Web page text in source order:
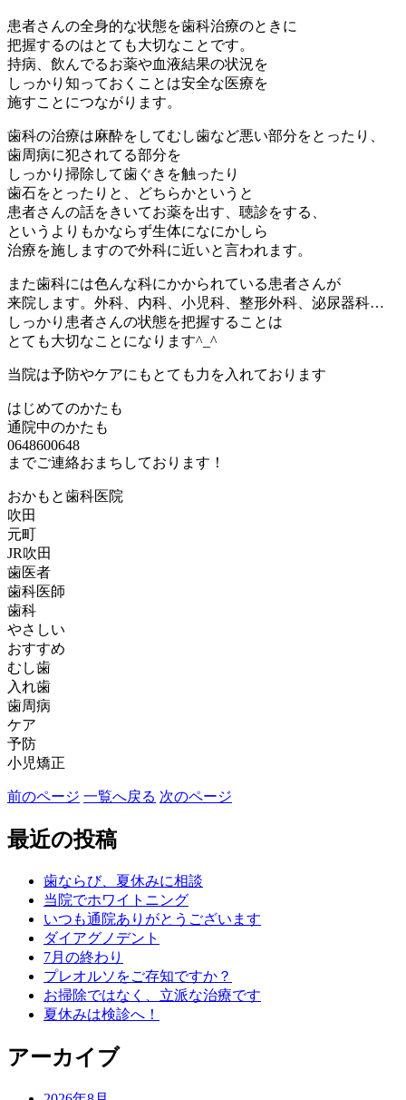
患者さんの全身的な状態を歯科治療のときに
把握するのはとても大切なことです。
持病、飲んでるお薬や血液結果の状況を
しっかり知っておくことは安全な医療を
施すことにつながります。
歯科の治療は麻酔をしてむし歯など悪い部分をとったり、
歯周病に犯されてる部分を
しっかり掃除して歯ぐきを触ったり
歯石をとったりと、どちらかというと
患者さんの話をきいてお薬を出す、聴診をする、
というよりもかならず生体になにかしら
治療を施しますので外科に近いと言われます。
また歯科には色んな科にかかられている患者さんが
来院します。外科、内科、小児科、整形外科、泌尿器科…
しっかり患者さんの状態を把握することは
とても大切なことになります^_^
当院は予防やケアにもとても力を入れております
はじめてのかたも
通院中のかたも
0648600648
までご連絡おまちしております！
おかもと歯科医院
吹田
元町
JR吹田
歯医者
歯科医師
歯科
やさしい
おすすめ
むし歯
入れ歯
歯周病
ケア
予防
小児矯正
前のページ 一覧へ戻る 次のページ
最近の投稿
歯ならび、夏休みに相談
当院でホワイトニング
いつも通院ありがとうございます
ダイアグノデント
7月の終わり
プレオルソをご存知ですか？
お掃除ではなく、立派な治療です
夏休みは検診へ！
アーカイブ